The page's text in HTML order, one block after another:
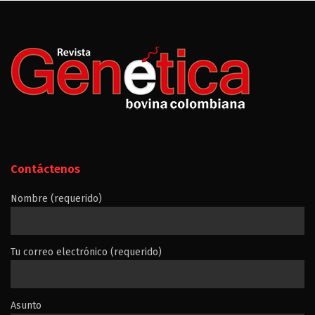
Contáctenos
Nombre (requerido)
Tu correo electrónico (requerido)
Asunto